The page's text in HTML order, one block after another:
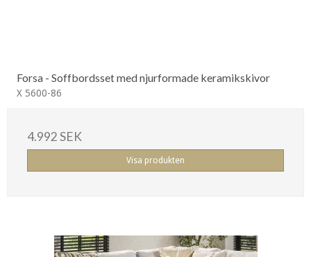
Forsa - Soffbordsset med njurformade keramikskivor
X 5600-86
4.992 SEK
Visa produkten